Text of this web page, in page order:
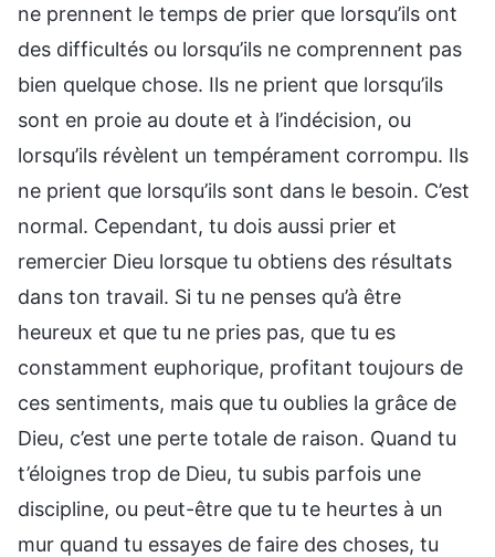
ne prennent le temps de prier que lorsqu’ils ont
des difficultés ou lorsqu’ils ne comprennent pas
bien quelque chose. Ils ne prient que lorsqu’ils
sont en proie au doute et à l’indécision, ou
lorsqu’ils révèlent un tempérament corrompu. Ils
ne prient que lorsqu’ils sont dans le besoin. C’est
normal. Cependant, tu dois aussi prier et
remercier Dieu lorsque tu obtiens des résultats
dans ton travail. Si tu ne penses qu’à être
heureux et que tu ne pries pas, que tu es
constamment euphorique, profitant toujours de
ces sentiments, mais que tu oublies la grâce de
Dieu, c’est une perte totale de raison. Quand tu
t’éloignes trop de Dieu, tu subis parfois une
discipline, ou peut-être que tu te heurtes à un
mur quand tu essayes de faire des choses, tu